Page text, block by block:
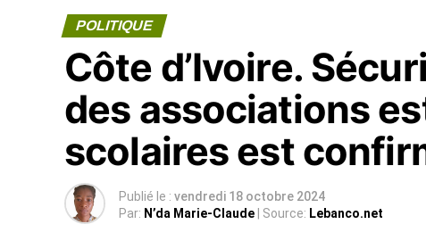
POLITIQUE
Côte d’Ivoire.
des associations
scolaires est
Publié le : vendredi 18 octobre 2024
Par: N’da Marie-Claude | Source: Lebanco.net